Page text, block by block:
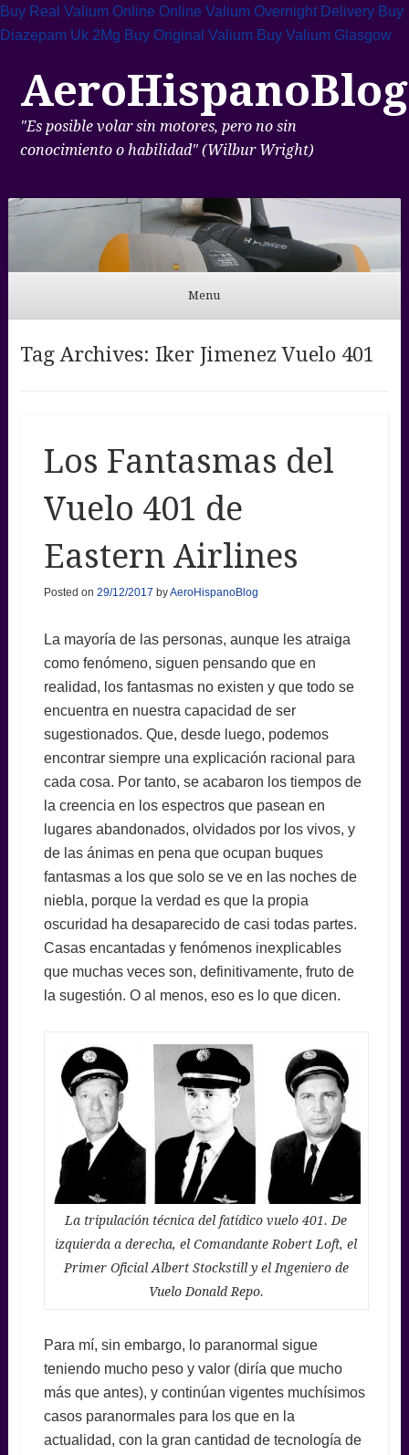
Buy Real Valium Online Online Valium Overnight Delivery Buy
Diazepam Uk 2Mg Buy Original Valium Buy Valium Glasgow
AeroHispanoBlog
"Es posible volar sin motores, pero no sin
conocimiento o habilidad" (Wilbur Wright)
Menu
Tag Archives: Iker Jimenez Vuelo 401
Los Fantasmas del
Vuelo 401 de
Eastern Airlines
Posted on 29/12/2017 byAeroHispanoBlog
La mayoría de las personas, aunque les atraiga
como fenómeno, siguen pensando que en
realidad, los fantasmas no existen y que todo se
encuentra en nuestra capacidad de ser
sugestionados. Que, desde luego, podemos
encontrar siempre una explicación racional para
cada cosa. Por tanto, se acabaron los tiempos de
la creencia en los espectros que pasean en
lugares abandonados, olvidados por los vivos, y
de las ánimas en pena que ocupan buques
fantasmas a los que solo se ve en las noches de
niebla, porque la verdad es que la propia
oscuridad ha desaparecido de casi todas partes.
Casas encantadas y fenómenos inexplicables
que muchas veces son, definitivamente, fruto de
la sugestión. O al menos, eso es lo que dicen.
La tripulación técnica del fatídico vuelo 401. De
izquierda a derecha, el Comandante Robert Loft, el
Primer Oficial Albert Stockstill y el Ingeniero de
Vuelo Donald Repo.
Para mí, sin embargo, lo paranormal sigue
teniendo mucho peso y valor (diría que mucho
más que antes), y continúan vigentes muchísimos
casos paranormales para los que en la
actualidad, con la gran cantidad de tecnología de